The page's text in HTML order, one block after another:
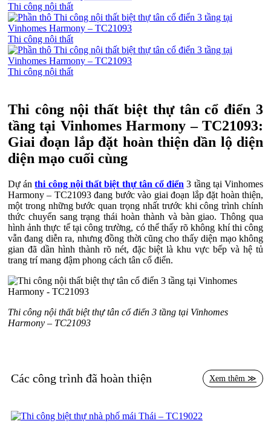
Thi công nội thất
Thi công nội thất
Thi công nội thất
Thi công nội thất biệt thự tân cổ điển 3
tầng tại Vinhomes Harmony – TC21093:
Giai đoạn lắp đặt hoàn thiện dần lộ diện
diện mạo cuối cùng
Dự ánthi công nội thất biệt thự tân cổ điển 3 tầng tại Vinhomes
Harmony – TC21093 đang bước vào giai đoạn lắp đặt hoàn thiện,
một trong những bước quan trọng nhất trước khi công trình chính
thức chuyển sang trạng thái hoàn thành và bàn giao. Thông qua
hình ảnh thực tế tại công trường, có thể thấy rõ không khí thi công
vẫn đang diễn ra, nhưng đồng thời cũng cho thấy diện mạo không
gian đã dần hình thành rõ nét, đặc biệt là khu vực bếp và hệ tủ
trang trí mang đậm phong cách tân cổ điển.
Thi công nội thất biệt thự tân cổ điển 3 tầng tại Vinhomes
Harmony – TC21093
giúp không gian trở nên rộng rãi, sáng sủa hơn. Các mảng tường,
hệ tủ và phào chỉ đều được xử lý đồng bộ, tạo nên sự liền mạch
“chất” riêng của thi công biệt thự tân cổ điển.
Các công trình đã hoàn thiện Xem thêm ≫